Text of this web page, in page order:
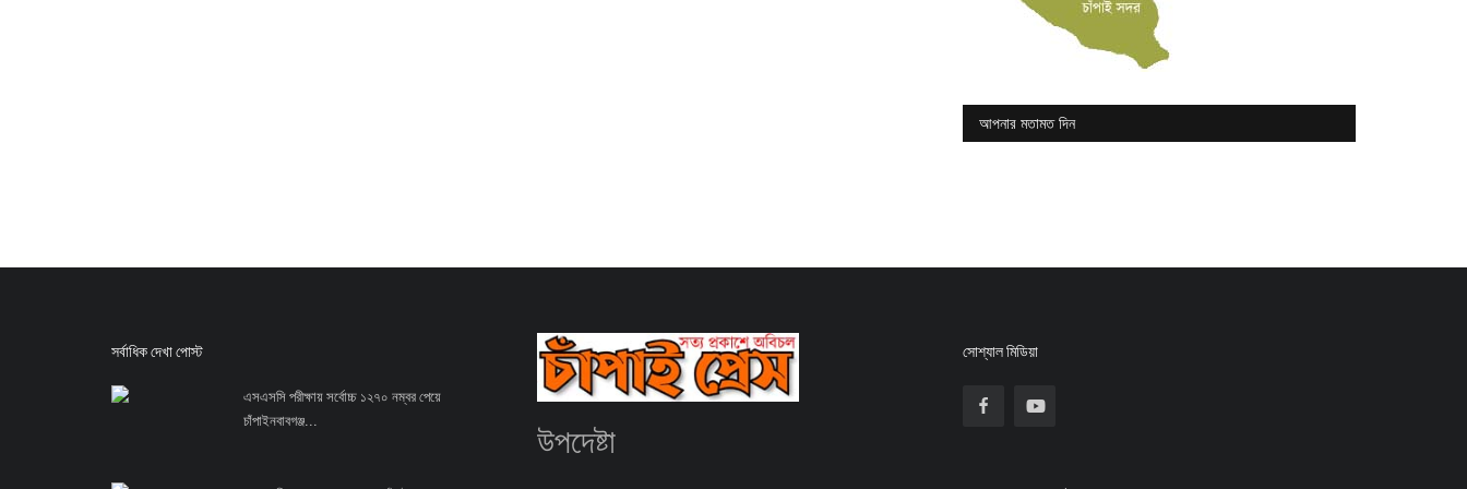
আপনার মতামত দিন
সর্বাধিক দেখা পোস্ট
এসএসসি পরীক্ষায় সর্বোচ্চ ১২৭০ নম্বর পেয়ে
চাঁপাইনবাবগঞ্জ...
উপদেষ্টা
সোশ্যাল মিডিয়া